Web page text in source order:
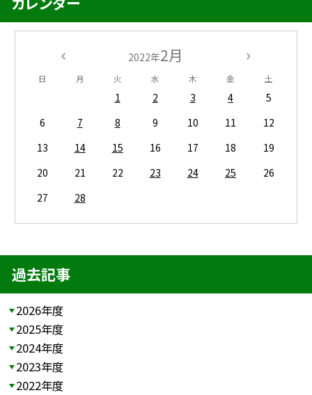
2022年2月
日 月 火 水 木 金 土
1 2 3 4
5
6
7 8 9 10 11
12
13
14 15 16 17 18
19
20
21 22 23 24 25
26
27
28
過去記事
2026年度
2025年度
2024年度
2023年度
2022年度